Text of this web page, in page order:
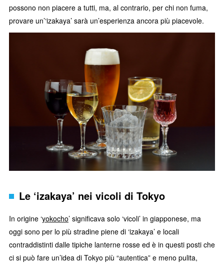
possono non piacere a tutti, ma, al contrario, per chi non fuma,
provare un’‘izakaya’ sarà un’esperienza ancora più piacevole.
Le ‘izakaya’ nei vicoli di Tokyo
In origine ‘yokocho’ significava solo ‘vicoli’ in giapponese, ma
oggi sono per lo più stradine piene di ‘izakaya’ e locali
contraddistinti dalle tipiche lanterne rosse ed è in questi posti che
ci si può fare un’idea di Tokyo più “autentica” e meno pulita,